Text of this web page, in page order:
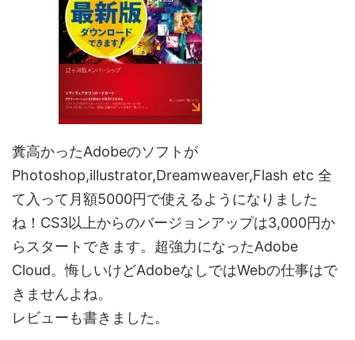
糞高かったAdobeのソフトが
Photoshop,illustrator,Dreamweaver,Flash etc 全
て入って月額5000円で使えるようになりました
ね！CS3以上からのバージョンアップは3,000円か
らスタートできます。超強力になったAdobe
Cloud。悔しいけどAdobeなしではWebの仕事はで
きませんよね。
レビューも書きました。